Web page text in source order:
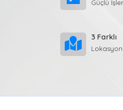
Güçlü
3 Farklı
Lokasyon